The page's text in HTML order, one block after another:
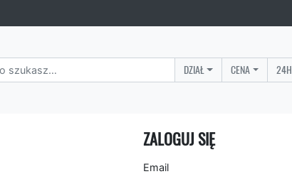
DZIAŁ CENA
ZALOGUJ SIĘ
Email